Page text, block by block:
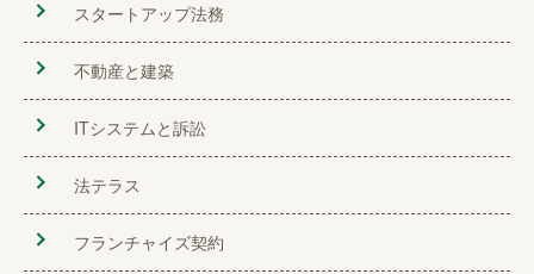
スタートアップ法務
不動産と建築
ITシステムと訴訟
法テラス
フランチャイズ契約